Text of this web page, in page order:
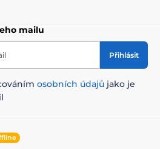
mailu
Přihlásit
osobních údajů jako je